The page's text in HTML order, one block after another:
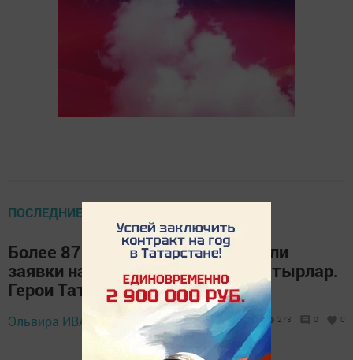
ПОСЛЕДНИЕ НОВОСТИ
Более 870 участников СВО подали
заявки на участие в проекте «Батырлар.
Герои Татарстана»
Эльвира ИВАНОВА, 4 марта 2025 - 09:19 273 0 0